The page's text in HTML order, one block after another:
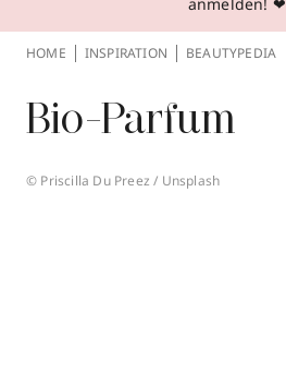
Behandlungen
Über YBPN
Aktionen
HOME INSPIRATION BEAUTYPEDIA
Bio-Parfum
© Priscilla Du Preez / Unsplash